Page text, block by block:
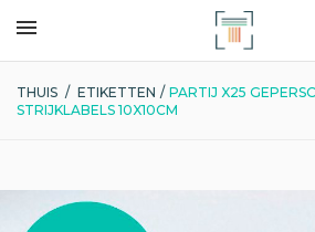
THUIS / ETIKETTEN / PARTIJ X25
STRIJKLABELS 10X10CM